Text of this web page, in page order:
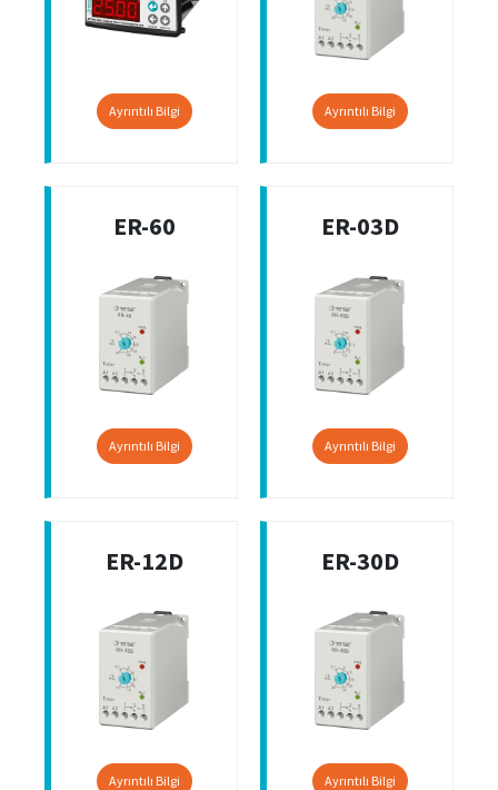
Ayrıntılı Bilgi Ayrıntılı Bilgi
ER-60
Ayrıntılı Bilgi
ER-03D
Ayrıntılı Bilgi
ER-12D
Ayrıntılı Bilgi
ER-30D
Ayrıntılı Bilgi